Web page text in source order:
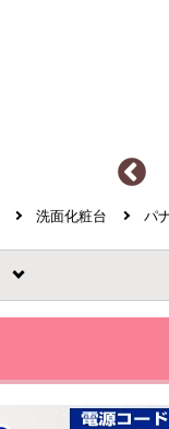
洗面化粧台 パ